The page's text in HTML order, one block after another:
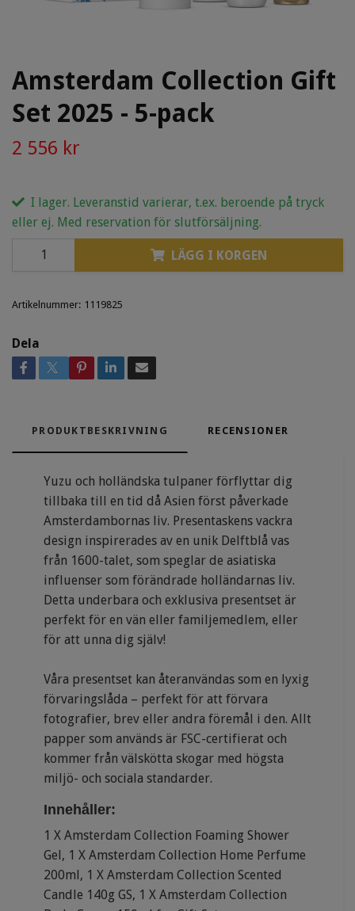
Amsterdam Collection Gift
Set 2025 - 5-pack
2 556 kr
I lager. Leveranstid varierar, t.ex. beroende på tryck
eller ej. Med reservation för slutförsäljning.
LÄGG I KORGEN
Artikelnummer: 1119825
Dela
PRODUKTBESKRIVNING RECENSIONER
Yuzu och holländska tulpaner förflyttar dig
tillbaka till en tid då Asien först påverkade
Amsterdambornas liv. Presentaskens vackra
design inspirerades av en unik Delftblå vas
från 1600-talet, som speglar de asiatiska
influenser som förändrade holländarnas liv.
Detta underbara och exklusiva presentset är
perfekt för en vän eller familjemedlem, eller
för att unna dig själv!
Våra presentset kan återanvändas som en lyxig
förvaringslåda – perfekt för att förvara
fotografier, brev eller andra föremål i den. Allt
papper som används är FSC-certifierat och
kommer från välskötta skogar med högsta
miljö- och sociala standarder.
Innehåller:
1 X Amsterdam Collection Foaming Shower
Gel, 1 X Amsterdam Collection Home Perfume
200ml, 1 X Amsterdam Collection Scented
Candle 140g GS, 1 X Amsterdam Collection